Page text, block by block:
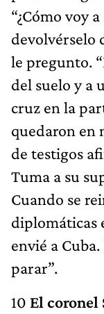
“¿Cómo voy
devolvérselo
le pregunto.
del suelo y a
cruz en la
quedaron en
de testigos
Tuma a su
Cuando se
diplomáticas
envié a
parar”.
10 El coronel